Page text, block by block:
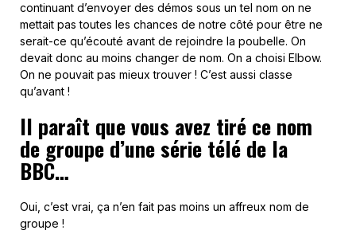
continuant d’envoyer des démos sous un tel nom on ne
mettait pas toutes les chances de notre côté pour être ne
serait-ce qu’écouté avant de rejoindre la poubelle. On
devait donc au moins changer de nom. On a choisi Elbow.
On ne pouvait pas mieux trouver ! C’est aussi classe
qu’avant !
Il paraît que vous avez tiré ce nom
de groupe d’une série télé de la
BBC…
Oui, c’est vrai, ça n’en fait pas moins un affreux nom de
groupe !